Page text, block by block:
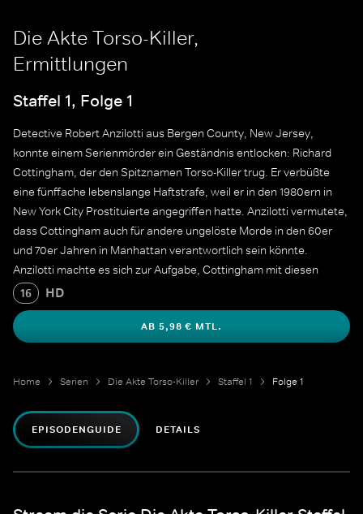
Die Akte Torso-Killer,
Ermittlungen
Staffel 1, Folge 1
Detective Robert Anzilotti aus Bergen County, New Jersey,
konnte einem Serienmörder ein Geständnis entlocken: Richard
Cottingham, der den Spitznamen Torso-Killer trug. Er verbüßte
eine fünffache lebenslange Haftstrafe, weil er in den 1980ern in
New York City Prostituierte angegriffen hatte. Anzilotti vermutete,
dass Cottingham auch für andere ungelöste Morde in den 60er
und 70er Jahren in Manhattan verantwortlich sein könnte.
Anzilotti machte es sich zur Aufgabe, Cottingham mit diesen
Morden in Verbindung zu bringen.
16 HD
AB 5,98 € MTL.
Home Serien Die Akte Torso-Killer Staffel 1 Folge 1
EPISODENGUIDE DETAILS